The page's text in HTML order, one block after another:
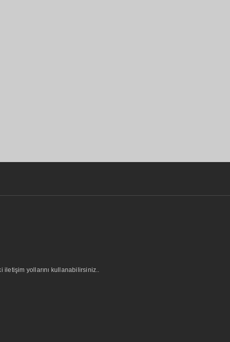
iletişim yollarını kullanabilirsiniz..